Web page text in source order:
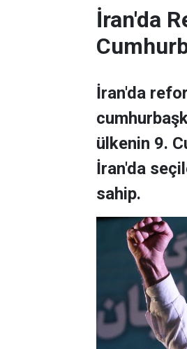
İran'da
İran'da
ülkenin 9.
İran'da
sahip.